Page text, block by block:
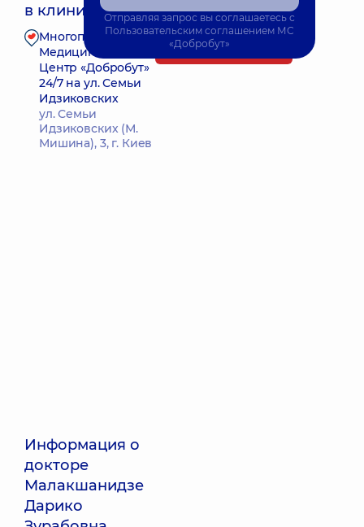
в клинике
Многопрофильный
Медицинский
Центр «Добробут»
24/7 на ул. Семьи
Идзиковских
ул. Семьи
Идзиковских (М.
Мишина), 3, г. Киев
Запись к врачу
Информация о
докторе
Малакшанидзе
Дарико
Отправляя запрос вы соглашаетесь с
Пользовательским соглашением МС
«Добробут»